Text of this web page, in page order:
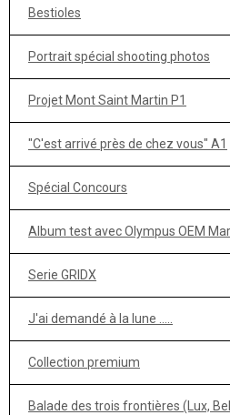
Bestioles
Portrait spécial shooting photos
Projet Mont Saint Martin P1
"C'est arrivé près de chez vous" A1
Spécial Concours
Album test avec Olympus OEM
Serie GRIDX
J'ai demandé à la lune .....
Collection premium
Balade des trois frontières (Lux,